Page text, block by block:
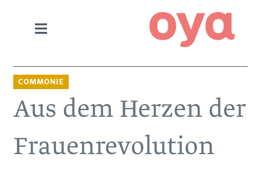
COMMONIE
Aus dem Herzen der
Frauenrevolution